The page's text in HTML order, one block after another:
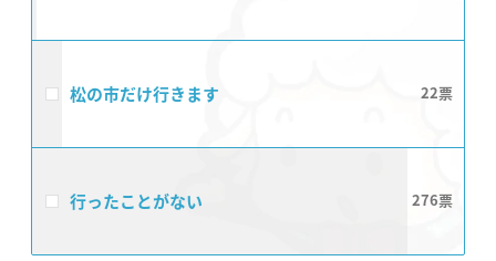
松の市だけ行きます 22
行ったことがない 276